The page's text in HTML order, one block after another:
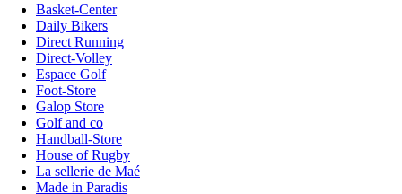
Basket-Center
Daily Bikers
Direct Running
Direct-Volley
Espace Golf
Foot-Store
Galop Store
Golf and co
Handball-Store
House of Rugby
La sellerie de Maé
Made in Paradis